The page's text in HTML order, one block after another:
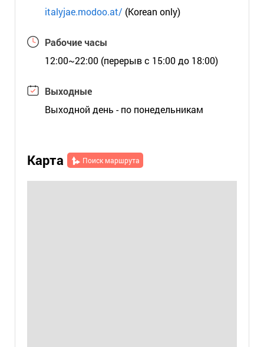
italyjae.modoo.at/ (Korean only)
Рабочие часы
12:00~22:00 (перерыв с 15:00 до 18:00)
Выходные
Выходной день - по понедельникам
Карта Поиск маршрута